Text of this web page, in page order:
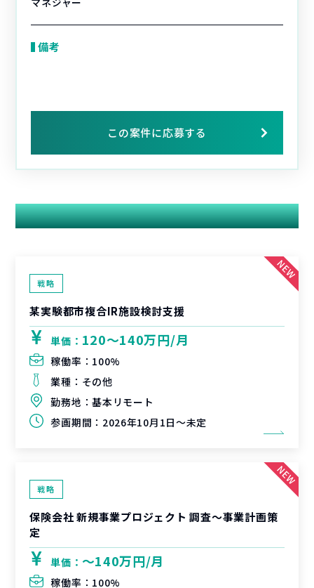
備考
この案件に応募する
関連する案件
戦略
某実験都市複合IR施設検討支援
単価： 120〜140万円/月
稼働率： 100%
業種： その他
勤務地：基本リモート
参画期間： 2026年10月1日～未定
戦略
保険会社 新規事業プロジェクト 調査〜事業計画策
定
単価： 〜140万円/月
稼働率： 100%